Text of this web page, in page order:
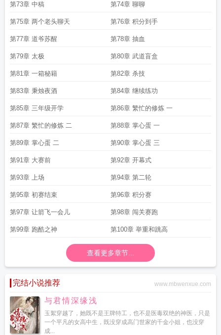
第73章 中稿 第74章 聊聊
第75章 两个老头聊天 第76章 积分到手
第77章 道爷苏醒 第78章 抽血
第79章 太极 第80章 武道盲盒
第81章 一箱秘籍 第82章 杀技
第83章 秉烛夜酒 第84章 继续练功
第85章 三年级开学 第86章 繁忙的修炼 一
第87章 繁忙的修炼 二 第88章 掌心蛋 一
第89章 掌心蛋 二 第90章 掌心蛋 三
第91章 大赛前 第92章 开幕式
第93章 上场 第94章 第二轮
第95章 初赛结束 第96章 积分赛
第97章 让箭飞一会儿 第98章 闯关赛跑
第99章 跑酷之神 第100章 举重和跳高
查看更多章节...
完结小说推荐 www.mbwenxue.com
与君情深缘浅
玉絮穿越了，她既不是王牌特工，也不是医毒双绝的神医，只是
一个平凡的女高中生，既没穿成高门世家的千金小姐，也没穿
成...